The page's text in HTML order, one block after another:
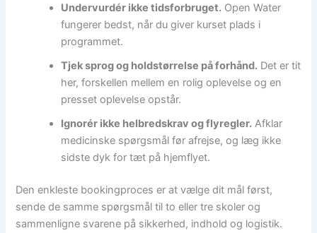
Undervurdér ikke tidsforbruget. Open Water
fungerer bedst, når du giver kurset plads i
programmet.
Tjek sprog og holdstørrelse på forhånd. Det er tit
her, forskellen mellem en rolig oplevelse og en
presset oplevelse opstår.
Ignorér ikke helbredskrav og flyregler. Afklar
medicinske spørgsmål før afrejse, og læg ikke
sidste dyk for tæt på hjemflyet.
Den enkleste bookingproces er at vælge dit mål først,
sende de samme spørgsmål til to eller tre skoler og
sammenligne svarene på sikkerhed, indhold og logistik.